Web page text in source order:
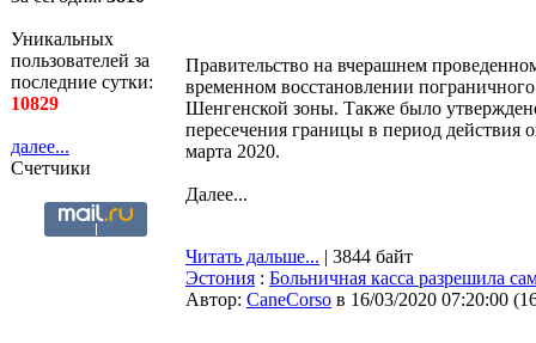
Уникальных
пользователей за
последние сутки:
10829
далее...
Счетчики
Правительство на вчерашнем
временном восстановлении
Шенгенской зоны. Также было
пересечения границы в период действия
марта 2020.
Далее...
Читать дальше... | 3844 байт
Эстония : Больничная касса разрешила
Автор: CaneCorso в 16/03/2020 07:20:00 (